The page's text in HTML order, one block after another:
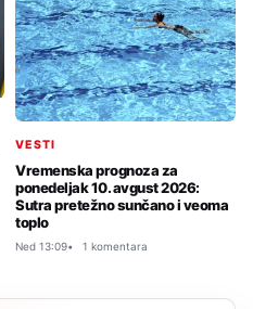
VESTI
Vremenska prognoza za
ponedeljak 10. avgust 2026:
Sutra pretežno sunčano i veoma
toplo
Ned 13:09 1 komentara